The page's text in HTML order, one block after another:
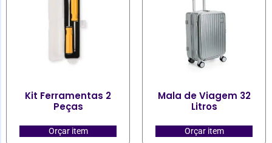
Kit Ferramentas 2
Peças
Orçar item
Mala de Viagem 32
Litros
Orçar item